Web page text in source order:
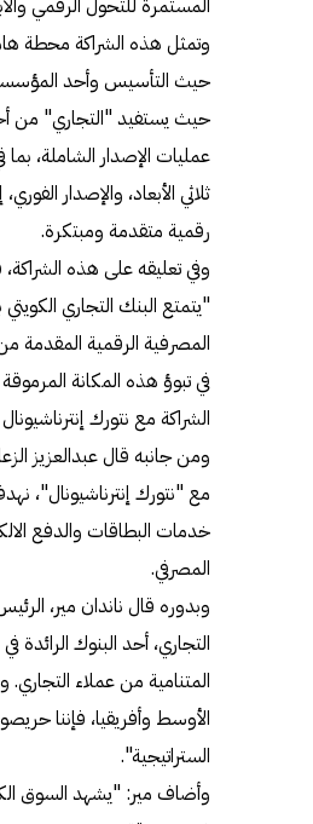
المستمرة للتحول الرقمي
وتمثل هذه الشراكة محطة
حيث التأسيس وأحد
حيث يستفيد "التجاري" من
عمليات الإصدار الشاملة، بما
ثلاثي الأبعاد، والإصدار
رقمية متقدمة ومبتكرة.
وفي تعليقه على هذه
"يتمتع البنك التجاري
المصرفية الرقمية المقدمة
في تبوؤ هذه المكانة
الشراكة مع نتورك
ومن جانبه قال عبدالعزيز
مع "نتورك إنترناشيونال"،
خدمات البطاقات والدفع
المصرفي.
وبدوره قال ناندان مير،
التجاري، أحد البنوك
المتنامية من عملاء
الأوسط وأفريقيا، فإننا
الستراتيجية".
وأضاف مير: "يشهد السوق